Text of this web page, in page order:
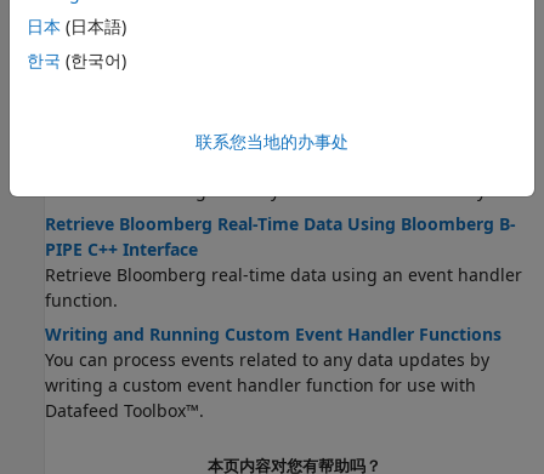
Retrieve Bloomberg Historical Data Using Bloomberg B-
PIPE C++ Interface
Retrieve Bloomberg Intraday Tick Data Using Bloomberg
Retrieve Bloomberg Real-Time Data Using Bloomberg B-
PIPE C++ Interface
Retrieve Bloomberg real-time data using an event handler
function.
Writing and Running Custom Event Handler Functions
You can process events related to any data updates by
writing a custom event handler function for use with
Datafeed Toolbox™.
本页内容对您有帮助吗？
日本 (日本語)
한국 (한국어)
联系您当地的办事处